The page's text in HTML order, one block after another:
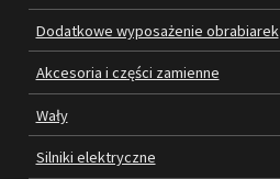
DODATKOWE WYPOSAŻENIE
OBRABIAREK
AKCESORIA I CZĘŚCI ZAMIENNE
Dodatkowe wyposażenie obrabiarek
Akcesoria i części zamienne
Wały
Silniki elektryczne